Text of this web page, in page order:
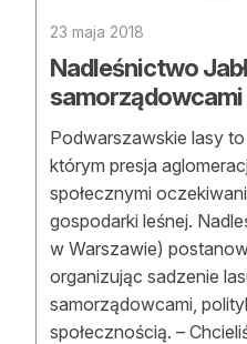
23 maja 2018
Nadleśnictwo
samorządowcami
Podwarszawskie lasy
którym presja
społecznymi
gospodarki leśnej.
w Warszawie)
organizując sadzenie
samorządowcami,
społecznością. –